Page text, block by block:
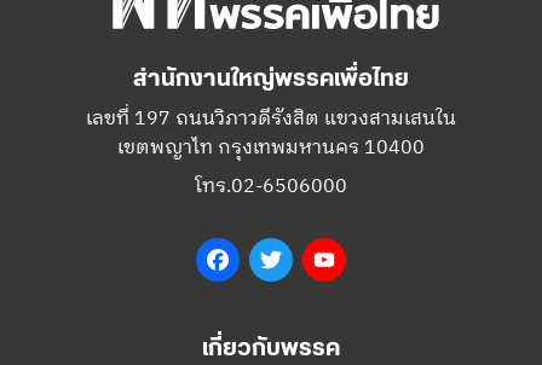
สำนักงานใหญ่พรรคเพื่อไทย
เลขที่ 197 ถนนวิภาวดีรังสิต แขวงสามเสนใน
เขตพญาไท กรุงเทพมหานคร 10400
โทร.02-6506000
FacebookTwitter
เกี่ยวกับพรรค